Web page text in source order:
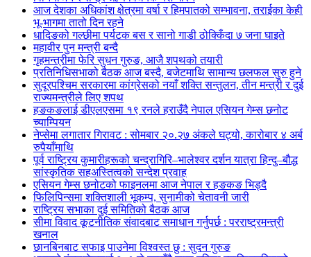
आज देशका अधिकांश क्षेत्रमा वर्षा र हिमपातको सम्भावना, तराईका केही
भू-भागमा तातो दिन रहने
धादिङको गल्छीमा पर्यटक बस र सानो गाडी ठोक्किँदा ७ जना घाइते
महावीर पुन मन्त्री बन्दै
गृहमन्त्रीमा फेरि सुधन गुरुङ, आजै शपथको तयारी
प्रतिनिधिसभाको बैठक आज बस्दै, बजेटमाथि सामान्य छलफल सुरु हुने
सुदूरपश्चिम सरकारमा कांग्रेसको नयाँ शक्ति सन्तुलन, तीन मन्त्री र दुई
राज्यमन्त्रीले लिए शपथ
हङकङलाई डीएलएसमा १९ रनले हराउँदै नेपाल एसियन गेम्स छनोट
च्याम्पियन
नेप्सेमा लगातार गिरावट : सोमबार २०.२७ अंकले घट्यो, कारोबार ४ अर्ब
रुपैयाँमाथि
पूर्व राष्ट्रिय कुमारीहरूको चन्द्रागिरि–भालेश्वर दर्शन यात्रा हिन्दु–बौद्ध
सांस्कृतिक सहअस्तित्वको सन्देश प्रवाह
एसियन गेम्स छनोटको फाइनलमा आज नेपाल र हङकङ भिड्दै
फिलिपिन्समा शक्तिशाली भूकम्प, सुनामीको चेतावनी जारी
राष्ट्रिय सभाका दुई समितिको बैठक आज
सीमा विवाद कूटनीतिक संवादबाट समाधान गर्नुपर्छ : परराष्ट्रमन्त्री
खनाल
छानबिनबाट सफाइ पाउनेमा विश्वस्त छु : सुदन गुरुङ